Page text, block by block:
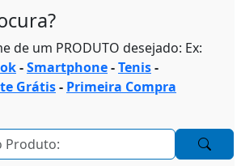
de um PRODUTO desejado: Ex:
-Smartphone-Tenis-
Grátis- Primeira Compra